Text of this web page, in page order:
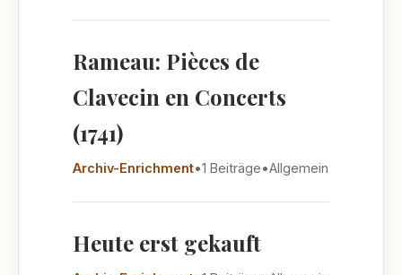
Rameau: Pièces de
Clavecin en Concerts
(1741)
Archiv-Enrichment•1 Beiträge•Allgemein
Heute erst gekauft